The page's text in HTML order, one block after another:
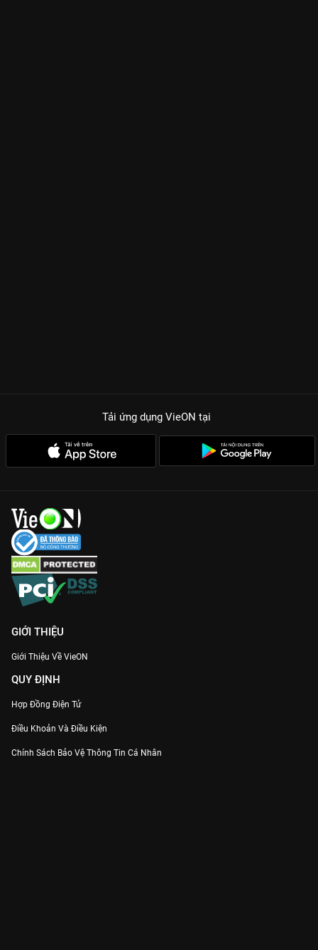
Tải ứng dụng VieON tại
GIỚI THIỆU
Giới Thiệu Về VieON
QUY ĐỊNH
Hợp Đồng Điện Tử
Điều Khoản Và Điều Kiện
Chính Sách Bảo Vệ Thông Tin Cá Nhân